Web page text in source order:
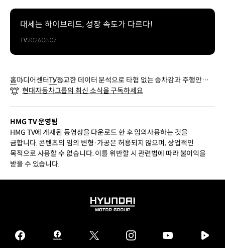
대세는 하이브리드, 성장 속도가 다르다!
TV2026.08.07
홈미디어센터TV정교한 데이터 분석으로 타협 없는 승차감과 주행안정성
을 개발하는 남양연구소 | 현대자동차그룹
현대자동차그룹의 최신 소식을 구독하세요
HMG TV 운영팀
HMG TV에 게재된 동영상을 다운로드 한 후 임의사용하는 것을
금합니다. 콘텐츠의 임의 변형·가공은 허용되지 않으며, 상업적인
목적으로 사용할 수 없습니다. 이를 위반할 시 관련법에 따라 불이익을
받을 수 있습니다.
HYUNDAI
GROUP
facebook
hmg twitter instagram